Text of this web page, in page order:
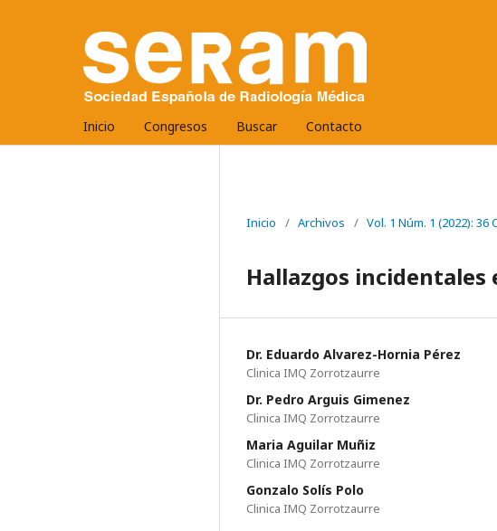
Inicio Congresos Buscar Contacto
Inicio / Archivos / Vol. 1 Núm. 1 (2022): 36
Hallazgos
Dr. Eduardo Alvarez-Hornia Pérez
Clinica IMQ Zorrotzaurre
Dr. Pedro Arguis Gimenez
Clinica IMQ Zorrotzaurre
Maria Aguilar Muñiz
Clinica IMQ Zorrotzaurre
Gonzalo Solís Polo
Clinica IMQ Zorrotzaurre